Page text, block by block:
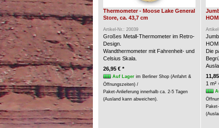
Thermometer - Moose Lake General
Store, ca. 43,7 cm
Artikel-Nr.: 20039
Großes Metall-Thermometer im Retro-
Design.
Wandthermometer mit Fahrenheit- und
Celsius Skala.
26,95 € *
Auf Lagerim Berliner Shop (Anfahrt &
Öffnungszeiten) /
Paket-Anlieferung innerhalb ca. 2-5 Tagen
(Ausland kann abweichen).
Die
1 m²